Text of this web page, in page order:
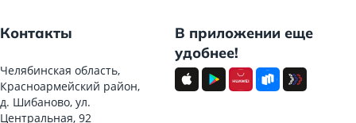
Контакты
Челябинская область,
Красноармейский район,
д. Шибаново, ул.
Центральная, 92
В приложении еще
удобнее!